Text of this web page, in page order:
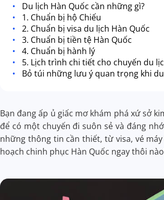
Du lịch Hàn Quốc cần những gì?
1. Chuẩn bị hộ Chiếu
2. Chuẩn bị visa du lịch Hàn Quốc
3. Chuẩn bị tiền tệ Hàn Quốc
4. Chuẩn bị hành lý
5. Lịch trình chi tiết cho chuyến du
Bỏ túi những lưu ý quan trọng khi
Bạn đang ấp ủ giấc mơ khám phá xứ sở
để có một chuyến đi suôn sẻ và đáng
những thông tin cần thiết, từ visa, vé
hoạch chinh phục Hàn Quốc ngay thôi